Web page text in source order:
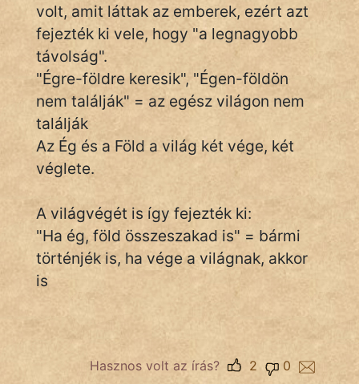
FILM
ÉLETMÓD
MAGYARSÁG
És
TÖRTÉNELEM
cinege
fantom
Jób Gedeon
Láron Ádám
volt, amit láttak az emberek, ezért azt
fejezték ki vele, hogy "a legnagyobb
távolság".
"Égre-földre keresik", "Égen-földön
nem találják" = az egész világon nem
találják
Az Ég és a Föld a világ két vége, két
véglete.
A világvégét is így fejezték ki:
"Ha ég, föld összeszakad is" = bármi
történjék is, ha vége a világnak, akkor
is
Hasznos volt az írás? 0
2